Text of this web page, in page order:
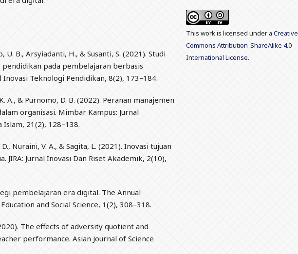
U. B., Arsyiadanti, H., & Susanti, S. (2021). Studi
pada pembelajaran berbasis
Teknologi Pendidikan, 8(2), 173–184.
A., & Purnomo, D. B. (2022). Peranan manajemen
organisasi. Mimbar Kampus: Jurnal
Islam, 21(2), 128–138.
Nuraini, V. A., & Sagita, L. (2021). Inovasi tujuan
JIRA: Jurnal Inovasi Dan Riset Akademik, 2(10),
pembelajaran era digital. The Annual
and Social Science, 1(2), 308–318.
The effects of adversity quotient and
performance. Asian Journal of Science
This work is licensed under a Creative
Commons Attribution-ShareAlike 4.0
International License.